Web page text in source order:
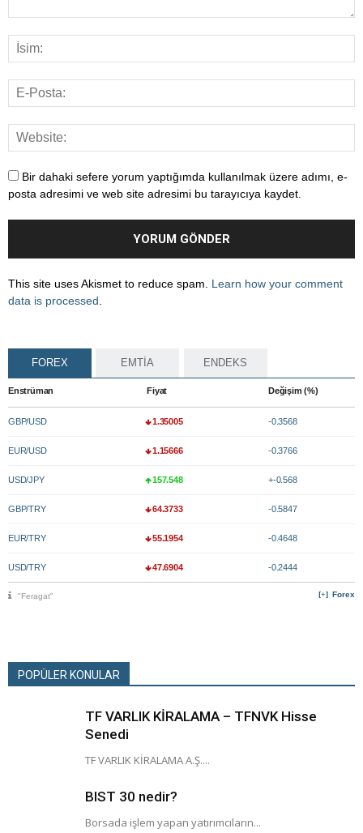
Bir dahaki sefere yorum yaptığımda kullanılmak üzere adımı, e-
posta adresimi ve web site adresimi bu tarayıcıya kaydet.
This site uses Akismet to reduce spam. Learn how your comment
data is processed
FOREX EMTİA ENDEKS
Enstrüman Fiyat Değişim (%)
GBP/USD 1.35005 -0.3568
EUR/USD 1.15666 -0.3766
USD/JPY 157.548 +-0.568
GBP/TRY 64.3733 -0.5847
EUR/TRY 55.1954 -0.4648
USD/TRY 47.6904 -0.2444
Forex
"Feragat"
POPÜLER KONULAR
TF VARLIK KİRALAMA – TFNVK Hisse
Senedi
TF VARLIK KİRALAMA A.Ş....
BIST 30 nedir?
Borsada işlem yapan yatırımcıların...